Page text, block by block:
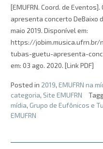
[EMUFRN. Coord. de
apresenta concerto DeBaixo
maio 2019. Disponível em:
https://
tubas-guetu-apresenta-
em: 03 ago. 2020. [Link PDF]
Posted in 2019, EMUFRN na
categoria, Site EMUFRN
mídia, Grupo de Eufônicos e
EMUFRN